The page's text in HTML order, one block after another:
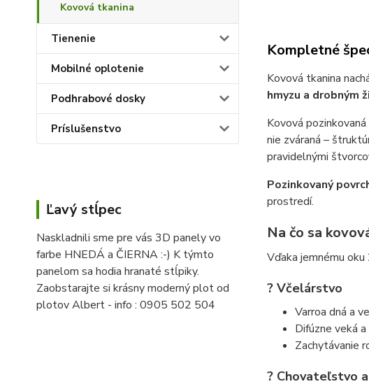
Kovová tkanina
Tienenie
Mobilné oplotenie
Podhrabové dosky
Príslušenstvo
Ľavý stĺpec
Naskladnili sme pre vás 3D panely vo
farbe HNEDÁ a ČIERNA :-) K týmto
panelom sa hodia hranaté stĺpiky.
Zaobstarajte si krásny moderný plot od
plotov Albert - info : 0905 502 504
Kompletné
Kovová tkanina
hmyzu a drobným
Kovová
nie zváraná –
pravidelnými
Pozinkovaný
prostredí.
Na čo sa
Vďaka jemnému
? Včelárstvo
Varroa dná a
Difúzne veká
Zachytávanie
? Chovateľstvo